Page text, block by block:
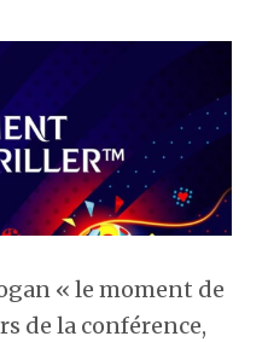
« le moment de
de la conférence,